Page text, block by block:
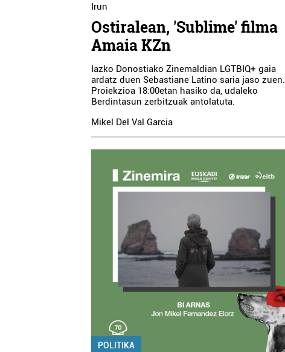
Irun
Ostiralean, 'Sublime' filma
Amaia KZn
Iazko Donostiako Zinemaldian LGTBIQ+ gaia
ardatz duen Sebastiane Latino saria jaso zuen.
Proiekzioa 18:00etan hasiko da, udaleko
Berdintasun zerbitzuak antolatuta.
Mikel Del Val Garcia
POLITIKA
GAZTELU OSTATUA
Errenteria-Orereta